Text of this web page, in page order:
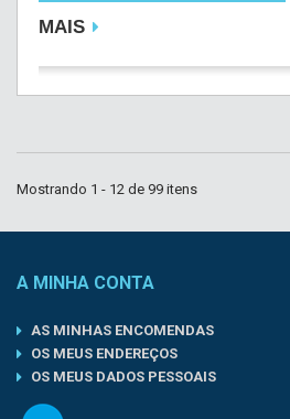
MAIS
Mostrando 1 - 12 de 99 itens
A MINHA CONTA
AS MINHAS ENCOMENDAS
OS MEUS ENDEREÇOS
OS MEUS DADOS PESSOAIS